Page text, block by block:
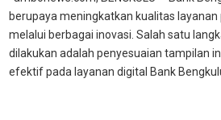
berupaya meningkatkan kualitas layanan
melalui berbagai inovasi. Salah satu
dilakukan adalah penyesuaian tampilan
efektif pada layanan digital Bank